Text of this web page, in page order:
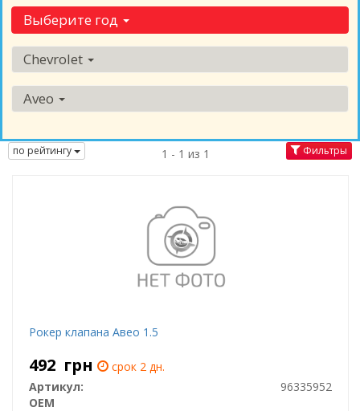
Выберите год
Chevrolet
Aveo
по рейтингу 1 - 1 из 1 Фильтры
Рокер клапана Авео 1.5
492 грн
срок 2 дн.
Артикул:
96335952
OEM